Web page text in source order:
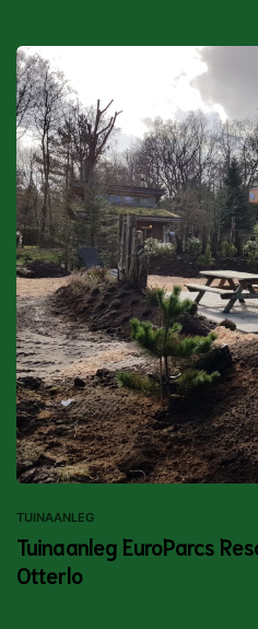
TUINAANLEG
Tuinaanleg EuroParcs
Otterlo